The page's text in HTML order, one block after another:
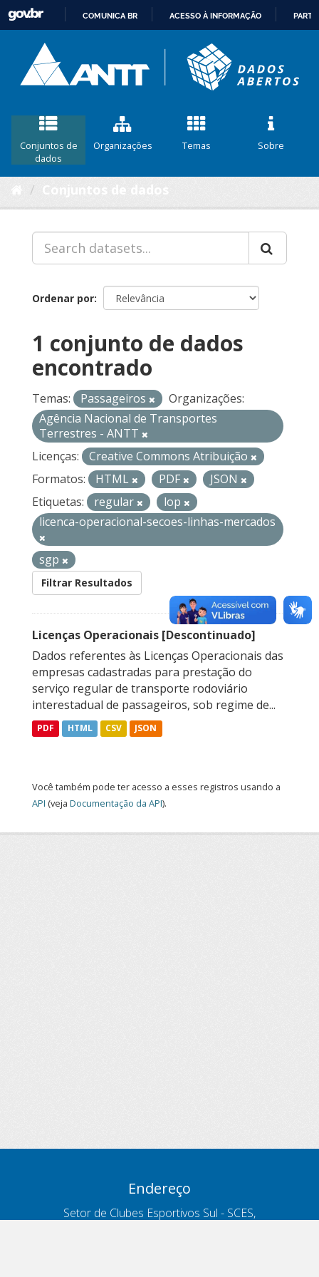
CONTEÚDO
COMUNICA BR ACESSO À INFORMAÇÃO
Conjuntos de
dados
Organizações Temas Sobre
Ordenar por
1 conjunto de dados
encontrado
Temas: Passageiros
Organizações:
Agência Nacional de Transportes
Terrestres - ANTT
Licenças:
Creative Commons Atribuição
Formatos:
HTML PDF
JSON
Etiquetas:
regular
lop
licenca-operacional-secoes-linhas-mercados
sgp
Filtrar Resultados
Licenças Operacionais [Descontinuado]
Dados referentes às Licenças Operacionais das
empresas cadastradas para prestação do
serviço regular de transporte rodoviário
interestadual de passageiros, sob regime de...
PDF HTML CSV JSON
Você também pode ter acesso a esses registros usando a
API (veja Documentação da API).
Endereço
Setor de Clubes Esportivos Sul - SCES,